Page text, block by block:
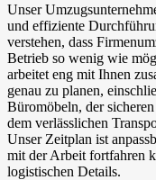
Unser
und effiziente
verstehen, dass
Betrieb so wenig wie
arbeitet eng mit Ihnen
genau zu planen,
Büromöbeln, der
dem verlässlichen
Unser Zeitplan ist
mit der Arbeit fortfahren
logistischen Details.